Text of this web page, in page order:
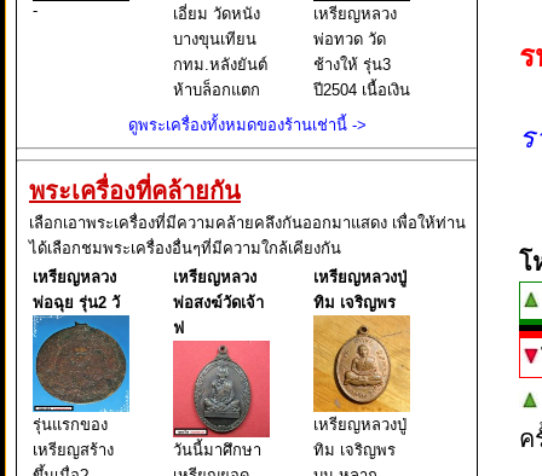
-
เอี่ยม วัดหนัง
บางขุนเทียน
กทม.หลังยันต์
ห้าบล็อกแตก
รุ่นสองปี2469
เหรียญหลวง
พ่อทวด วัด
ช้างให้ รุ่น3
ปี2504 เนื้อเงิน
ลงยา
วัตถุมงคงของ
ครอบคลุมทุก
ด้าน เมตตา
มหานยิม,มหา
เสน่ห์,แคล้วคลาด,มหา
อุตและ
คงกระพันชาต
ดูพระเครื่องทั้งหมดของร้านเช่านี้ ->
พระเครื่องที่คล้ายกัน
เลือกเอาพระเครื่องที่มีความคล้ายคลึงกันออกมาแสดง เพื่อให้ท่าน
ได้เลือกชมพระเครื่องอื่นๆที่มีความใกล้เคียงกัน
เหรียญหลวง
พ่อฉุย รุ่น2 วั
รุ่นแรกของ
เหรียญสร้าง
เหรียญหลวง
พ่อสงฆ์วัดเจ้า
ฟ
วันนี้มาศึกษา
เหรียญหลวงปู่
ทิม เจริญพร
เหรียญหลวงปู่
ทิม เจริญพร
โ